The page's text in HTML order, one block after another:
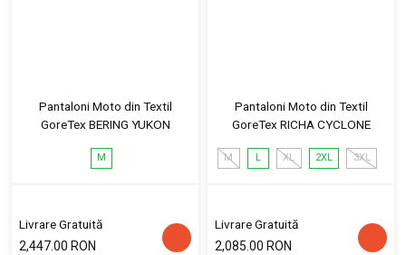
Pantaloni Moto din Textil
GoreTex BERING YUKON
M
Livrare Gratuită
2,447.00 RON
Pantaloni Moto din Textil
GoreTex RICHA CYCLONE
M L XL 2XL 3XL
Livrare Gratuită
2,085.00 RON